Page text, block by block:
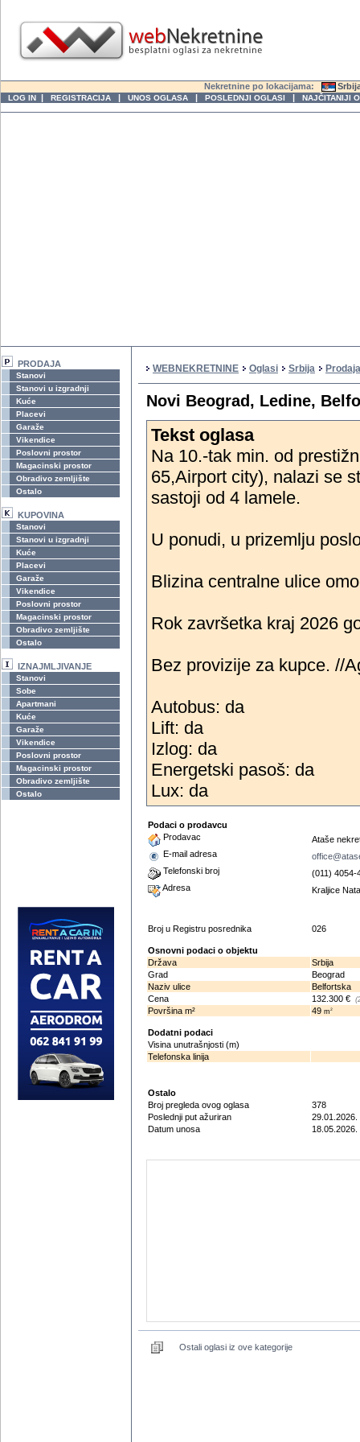
Nekretnine po lokacijama:
LOG IN | REGISTRACIJA | UNOS OGLASA | POSLEDNJI OGLASI | NAJČITANIJI
PRODAJA
Stanovi
Stanovi u izgradnji
Kuće
Placevi
Garaže
Vikendice
Poslovni prostor
Magacinski prostor
Obradivo zemljište
Ostalo
KUPOVINA
Stanovi
Stanovi u izgradnji
Kuće
Placevi
Garaže
Vikendice
Poslovni prostor
Magacinski prostor
Obradivo zemljište
Ostalo
IZNAJMLJIVANJE
Stanovi
Sobe
Apartmani
Kuće
Garaže
Vikendice
Poslovni prostor
Magacinski prostor
Obradivo zemljište
Ostalo
WEBNEKRETNINE Oglasi Srbija
Novi Beograd, Ledine,
Tekst oglasa
Na 10.-tak min. od
65,Airport city), nalazi se
sastoji od 4 lamele.
U ponudi, u prizemlju
Blizina centralne ulice
Rok završetka kraj 2026
Bez provizije za kupce. //
Autobus: da
Lift: da
Izlog: da
Energetski pasoš: da
Lux: da
Podaci o prodavcu
Prodavac
Ataše
E-mail adresa
Telefonski broj
(011) 4054-
Adresa
Kraljice
Broj u Registru posrednika 026
Osnovni podaci o objektu
Država
Srbija
Grad
Beograd
Naziv ulice
Belfortska
Cena
132.300 €
Površina m² 49 m2
Dodatni podaci
Visina unutrašnjosti (m)
Telefonska linija
Ostalo
Broj pregleda ovog oglasa
378
Poslednji put ažuriran
29.01.2026.
Datum unosa
18.05.2026.
Ostali oglasi iz ove kategorije